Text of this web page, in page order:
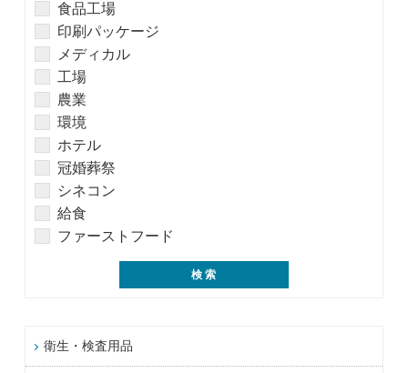
食品工場
印刷パッケージ
メディカル
工場
農業
環境
ホテル
冠婚葬祭
シネコン
給食
ファーストフード
衛生・検査用品